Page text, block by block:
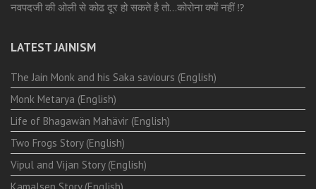
नवपदजी की ओली से कोढ दूर हो सकते है तो…कोरोना क्यों नहीं ⁉️
LATEST JAINISM
The Jain Monk and his Saka saviours (English)
Monk Metarya (English)
Life of Bhagawän Mahävir (English)
Two Frogs Story (English)
Vipul and Vijan Story (English)